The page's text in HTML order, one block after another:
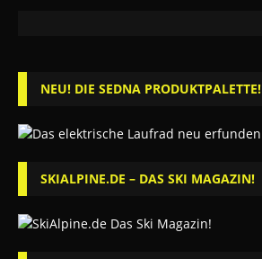
NEU! DIE SEDNA PRODUKTPALETTE!
SKIALPINE.DE – DAS SKI MAGAZIN!